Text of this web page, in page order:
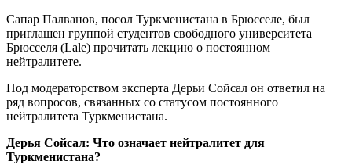
Сапар Палванов, посол Туркменистана в Брюсселе, был
приглашен группой студентов свободного университета
Брюсселя (Lale) прочитать лекцию о постоянном
нейтралитете.
Под модераторством эксперта Дерьи Сойсал он ответил на
ряд вопросов, связанных со статусом постоянного
нейтралитета Туркменистана.
Дерья Сойсал: Что означает нейтралитет для
Туркменистана?